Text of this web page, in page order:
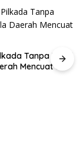
Tanpa Wakil
Mencuat di